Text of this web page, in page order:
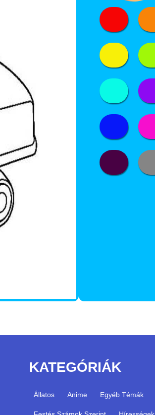
KATEGÓRIÁK
Állatos Anime Egyéb Témák